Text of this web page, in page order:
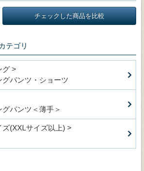
チェックした商品を比較
テゴリ
グ >
グパンツ・ショーツ
グパンツ＜薄手＞
ズ(XXLサイズ以上) >